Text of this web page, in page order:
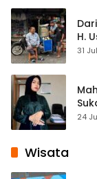
H.
31
24
Wisata